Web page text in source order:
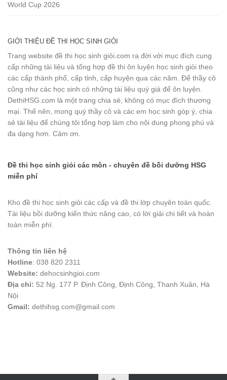
World Cup 2026
GIỚI THIỆU ĐỀ THI HỌC SINH GIỎI
Trang website đề thi học sinh giỏi.com ra đời với mục đích cung
cấp những tài liệu và tổng hợp đề thi ôn luyện học sinh giỏi theo
các cấp thành phố, cấp tỉnh, cấp huyện qua các năm. Để thầy cô
cũng như các học sinh có những tài liệu quý giá để ôn luyện.
DethiHSG.com là một trang chia sẻ, không có mục đích thương
mại. Thế nên, mong quý thầy cô và các em học sinh góp ý, chia
sẻ tài liệu để chúng tôi tổng hợp làm cho nội dung phong phú và
đa dạng hơn. Cảm ơn.
Đề thi học sinh giỏi các môn - chuyên đề bồi dưỡng HSG
miễn phí
Kho đề thi học sinh giỏi các cấp và đề thi lớp chuyên toàn quốc.
Tài liệu bồi dưỡng kiến thức nâng cao, có lời giải chi tiết và hoàn
toàn miễn phí.
Thông tin liên hệ
Hotline: 038 820 2311
Website: dehocsinhgioi.com
Địa chỉ: 52 Ng. 177 P. Định Công, Định Công, Thanh Xuân, Hà
Nội
Gmail: dethihsg.com@gmail.com